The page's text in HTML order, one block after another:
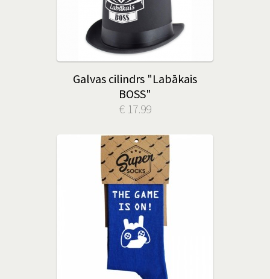
Galvas cilindrs "Labākais
BOSS"
€ 17.99